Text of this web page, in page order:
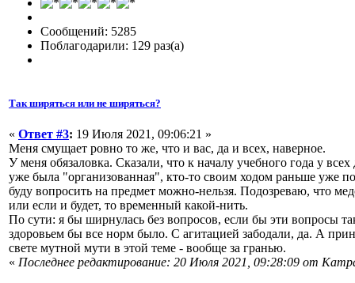
Сообщений: 5285
Поблагодарили: 129 раз(а)
Так ширяться или не ширяться?
« Ответ #3: 19 Июля 2021, 09:06:21 »
Меня смущает ровно то же, что и вас, да и всех, наверное.
У меня обязаловка. Сказали, что к началу учебного года у
уже была "организованная", кто-то своим ходом раньше уже
буду вопросить на предмет можно-нельзя. Подозреваю, что
или если и будет, то временный какой-нить.
По сути: я бы ширнулась без вопросов, если бы эти вопросы
здоровьем бы все норм было. С агитацией забодали, да. А
свете мутной мути в этой теме - вообще за гранью.
« Последнее редактирование: 20 Июля 2021, 09:28:09 от